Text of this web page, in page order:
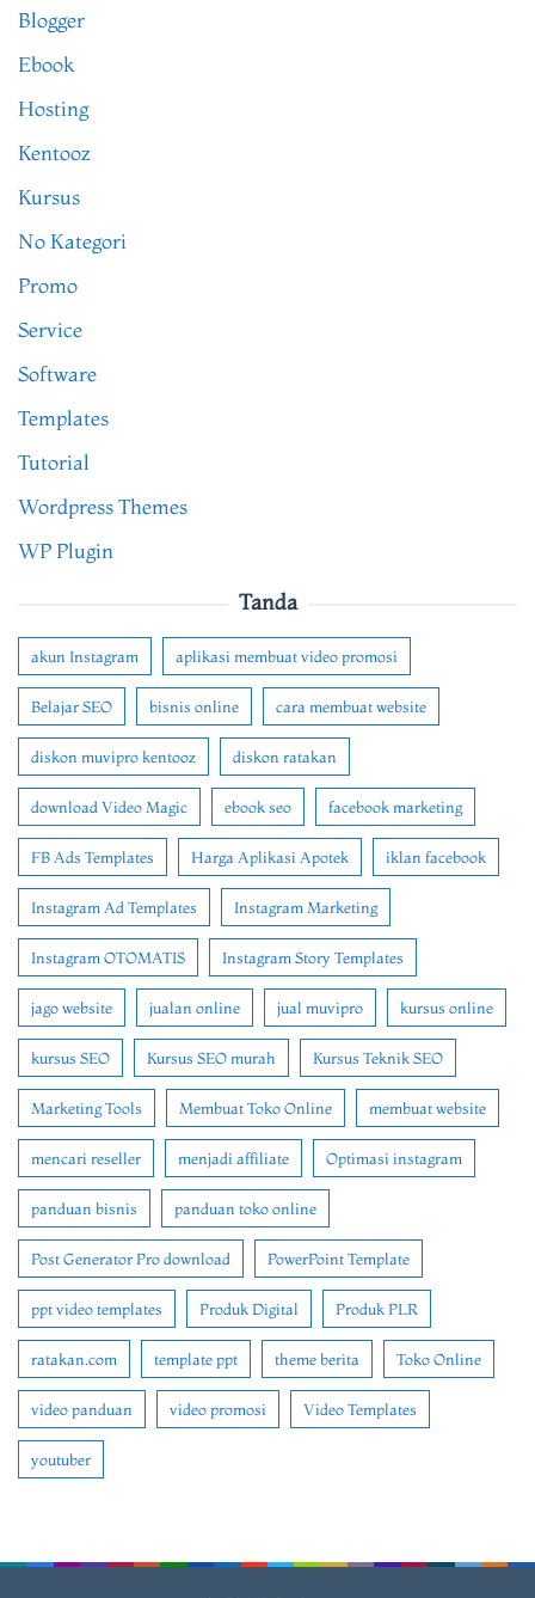
Blogger
Ebook
Hosting
Kentooz
Kursus
No Kategori
Promo
Service
Software
Templates
Tutorial
Wordpress Themes
WP Plugin
Tanda
akun Instagram aplikasi membuat video promosi
Belajar SEO bisnis online cara membuat website
diskon muvipro kentooz diskon ratakan
download Video Magic ebook seo facebook marketing
FB Ads Templates Harga Aplikasi Apotek iklan facebook
Instagram Ad Templates Instagram Marketing
Instagram OTOMATIS Instagram Story Templates
jago website jualan online jual muvipro kursus online
kursus SEO Kursus SEO murah Kursus Teknik SEO
Marketing Tools Membuat Toko Online membuat website
mencari reseller menjadi affiliate Optimasi instagram
panduan bisnis panduan toko online
Post Generator Pro download PowerPoint Template
ppt video templates Produk Digital Produk PLR
ratakan.com template ppt theme berita Toko Online
video panduan video promosi Video Templates
youtuber